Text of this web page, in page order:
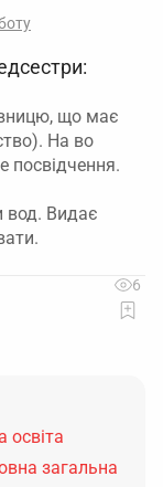
що має
На во
посвідчення.
вод. Видає
6
освіта
загальна